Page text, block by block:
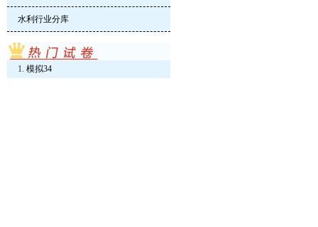
水利行业分库
模拟34